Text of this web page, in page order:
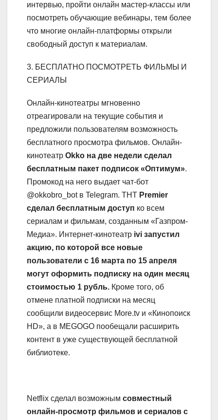
интервью, пройти онлайн мастер-классы или
посмотреть обучающие вебинары, тем более
что многие онлайн-платформы открыли
свободный доступ к материалам.
3. БЕСПЛАТНО ПОСМОТРЕТЬ ФИЛЬМЫ И
СЕРИАЛЫ
Онлайн-кинотеатры мгновенно
отреагировали на текущие события и
предложили пользователям возможность
бесплатного просмотра фильмов. Онлайн-
кинотеатр Okko на две недели сделал
бесплатным пакет подписок «Оптимум».
Промокод на него выдает чат-бот
@okkobro_bot в Telegram. ТНТ Premier
сделал бесплатным доступ ко всем
сериалам и фильмам, созданным «Газпром-
Медиа». Интернет-кинотеатр ivi запустил
акцию, по которой все новые
пользователи с 16 марта по 15 апреля
могут оформить подписку на один месяц
стоимостью 1 рубль. Кроме того, об
отмене платной подписки на месяц
сообщили видеосервис More.tv и «Кинопоиск
HD», а в MEGOGO пообещали расширить
контент в уже существующей бесплатной
библиотеке.
Netflix сделал возможным совместный
онлайн-просмотр фильмов и сериалов с